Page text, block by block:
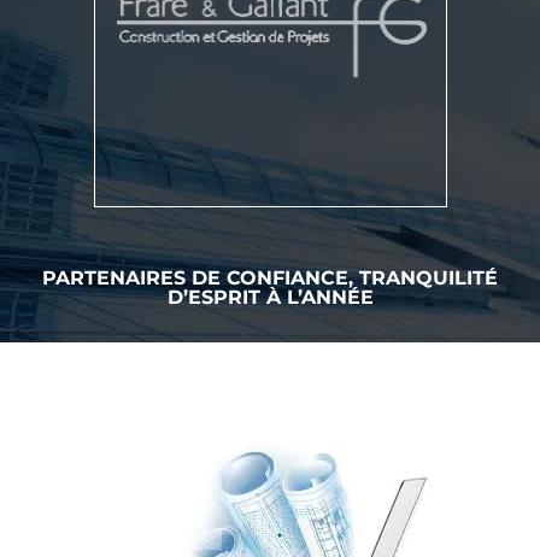
PARTENAIRES DE CONFIANCE, TRANQUILITÉ
D’ESPRIT À L’ANNÉE